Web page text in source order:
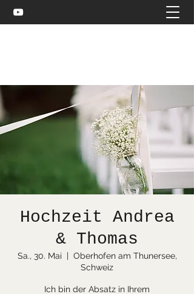
Hochzeit Andrea
& Thomas
Sa., 30. Mai
  |
Oberhofen am Thunersee,
Schweiz
Ich bin der Absatz in Ihrem